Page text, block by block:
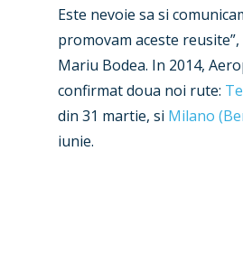
Este nevoie sa si
promovam aceste
Mariu Bodea. In 2014,
confirmat doua noi rute:
din 31 martie, si Milano
iunie.